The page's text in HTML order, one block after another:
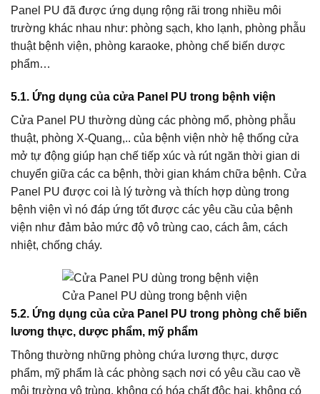
Panel PU đã được ứng dụng rộng rãi trong nhiều môi
trường khác nhau như: phòng sạch, kho lạnh, phòng phẫu
thuật bệnh viện, phòng karaoke, phòng chế biến dược
phẩm…
5.1. Ứng dụng của cửa Panel PU trong bệnh viện
Cửa Panel PU thường dùng các phòng mổ, phòng phẫu
thuật, phòng X-Quang,.. của bệnh viện nhờ hệ thống cửa
mở tự động giúp hạn chế tiếp xúc và rút ngăn thời gian di
chuyển giữa các ca bệnh, thời gian khám chữa bệnh. Cửa
Panel PU được coi là lý tường và thích hợp dùng trong
bệnh viện vì nó đáp ứng tốt được các yêu cầu của bệnh
viện như đảm bảo mức độ vô trùng cao, cách âm, cách
nhiệt, chống cháy.
Cửa Panel PU dùng trong bệnh viện
5.2. Ứng dụng của cửa Panel PU trong phòng chế biến
lương thực, dược phẩm, mỹ phẩm
Thông thường những phòng chứa lương thực, dược
phẩm, mỹ phẩm là các phòng sạch nơi có yêu cầu cao về
môi trường vô trùng, không có hóa chất độc hại, không có